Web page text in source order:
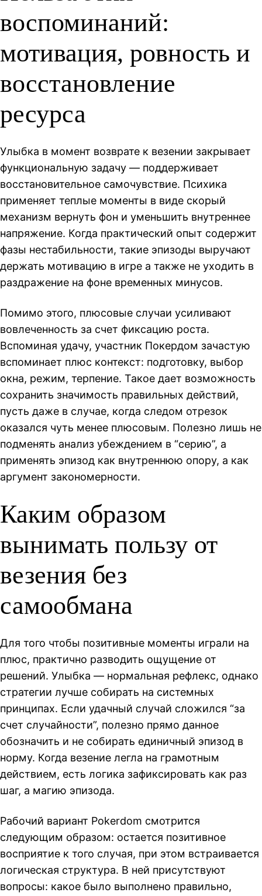
воспоминаний:
мотивация, ровность и
восстановление
ресурса
Улыбка в момент возврате к везении закрывает
функциональную задачу — поддерживает
восстановительное самочувствие. Психика
применяет теплые моменты в виде скорый
механизм вернуть фон и уменьшить внутреннее
напряжение. Когда практический опыт содержит
фазы нестабильности, такие эпизоды выручают
держать мотивацию в игре а также не уходить в
раздражение на фоне временных минусов.
Помимо этого, плюсовые случаи усиливают
вовлеченность за счет фиксацию роста.
Вспоминая удачу, участник Покердом зачастую
вспоминает плюс контекст: подготовку, выбор
окна, режим, терпение. Такое дает возможность
сохранить значимость правильных действий,
пусть даже в случае, когда следом отрезок
оказался чуть менее плюсовым. Полезно лишь не
подменять анализ убеждением в “серию”, а
применять эпизод как внутреннюю опору, а как
аргумент закономерности.
Каким образом
вынимать пользу от
везения без
самообмана
Для того чтобы позитивные моменты играли на
плюс, практично разводить ощущение от
решений. Улыбка — нормальная рефлекс, однако
стратегии лучше собирать на системных
принципах. Если удачный случай сложился “за
счет случайности”, полезно прямо данное
обозначить и не собирать единичный эпизод в
норму. Когда везение легла на грамотным
действием, есть логика зафиксировать как раз
шаг, а магию эпизода.
Рабочий вариант Pokerdom смотрится
следующим образом: остается позитивное
восприятие к того случая, при этом встраивается
логическая структура. В ней присутствуют
вопросы: какое было выполнено правильно,